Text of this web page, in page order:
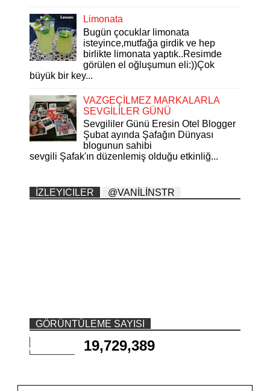
Limonata
Bugün çocuklar limonata
isteyince,mutfağa girdik ve hep
birlikte limonata yaptık..Resimde
görülen el oğluşumun eli:))Çok
büyük bir key...
VAZGEÇİLMEZ MARKALARLA
SEVGİLİLER GÜNÜ
Sevgililer Günü Eresin Otel Blogger
Şubat ayında Şafağın Dünyası
blogunun sahibi
sevgili Şafak'ın düzenlemiş olduğu etkinliğ...
İZLEYICILER @VANİLİNSTR
GÖRÜNTÜLEME SAYISI
19,729,389